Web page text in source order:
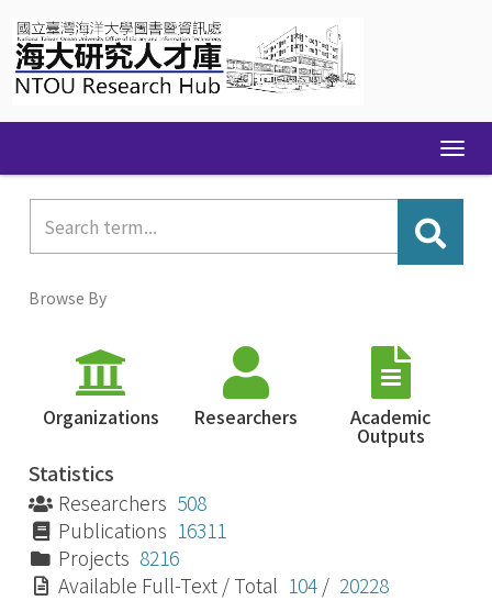
navigation
Browse By
Organizations Researchers Academic
Outputs
Statistics
Researchers 508
Publications 16311
Projects 8216
Available Full-Text / Total 104 / 20228